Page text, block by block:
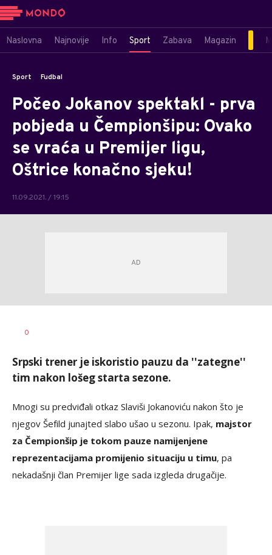
Naslovna Najnovije Info Sport Zabava Magazin
Sport Fudbal
Počeo Jokanov spektakl - prva
pobjeda u Čempionšipu: Ovako
se vraća u Premijer ligu,
Oštrice konačno sjeku!
11.09.2021. / 19:15
0
Srpski trener je iskoristio pauzu da ''zategne''
tim nakon lošeg starta sezone.
Mnogi su predviđali otkaz Slaviši Jokanoviću nakon što je
njegov Šefild junajted slabo ušao u sezonu. Ipak, majstor
za Čempionšip je tokom pauze namijenjene
reprezentacijama promijenio situaciju u timu, pa
nekadašnji član Premijer lige sada izgleda drugačije.